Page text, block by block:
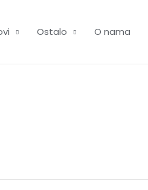
Ostalo O nama